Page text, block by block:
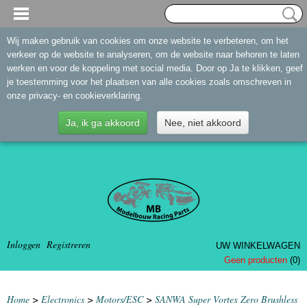
Inloggen Registreren
UW WINKELWAGEN
Geen producten (0)
Home > Electronics > Motors/ESC> SANWA Super Vortex Zero Brushless
Wij maken gebruik van cookies om onze website te verbeteren, om het
verkeer op de website te analyseren, om de website naar behoren te laten
werken en voor de koppeling met social media. Door op Ja te klikken, geef
je toestemming voor het plaatsen van alle cookies zoals omschreven in
onze privacy- en cookieverklaring.
Ja, ik ga akkoord Nee, niet akkoord